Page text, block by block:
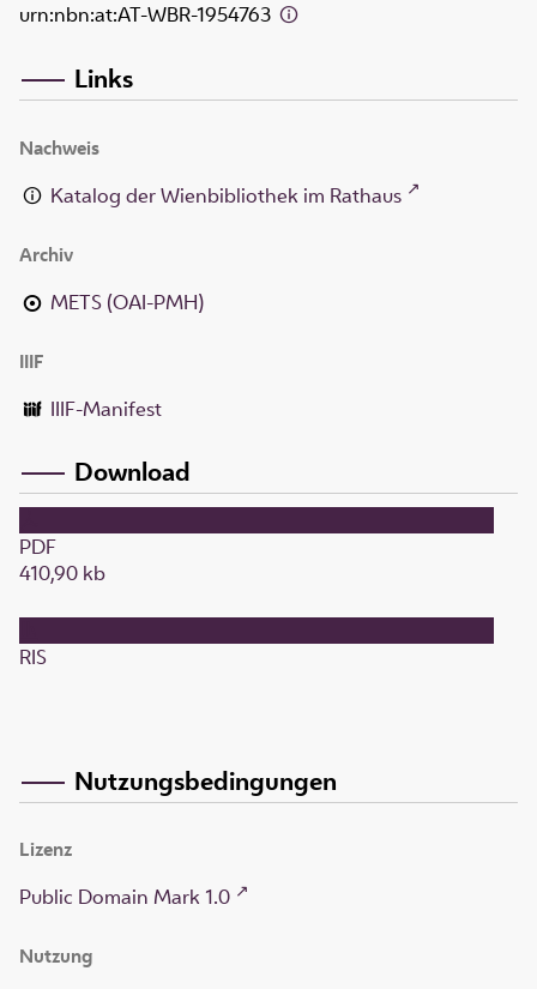
urn:nbn:at:AT-WBR-1954763
Links
Nachweis
Katalog der Wienbibliothek im Rathaus
Archiv
METS (OAI-PMH)
IIIF
IIIF-Manifest
Download
PDF
410,90 kb
RIS
Nutzungsbedingungen
Lizenz
Public Domain Mark 1.0
Nutzung